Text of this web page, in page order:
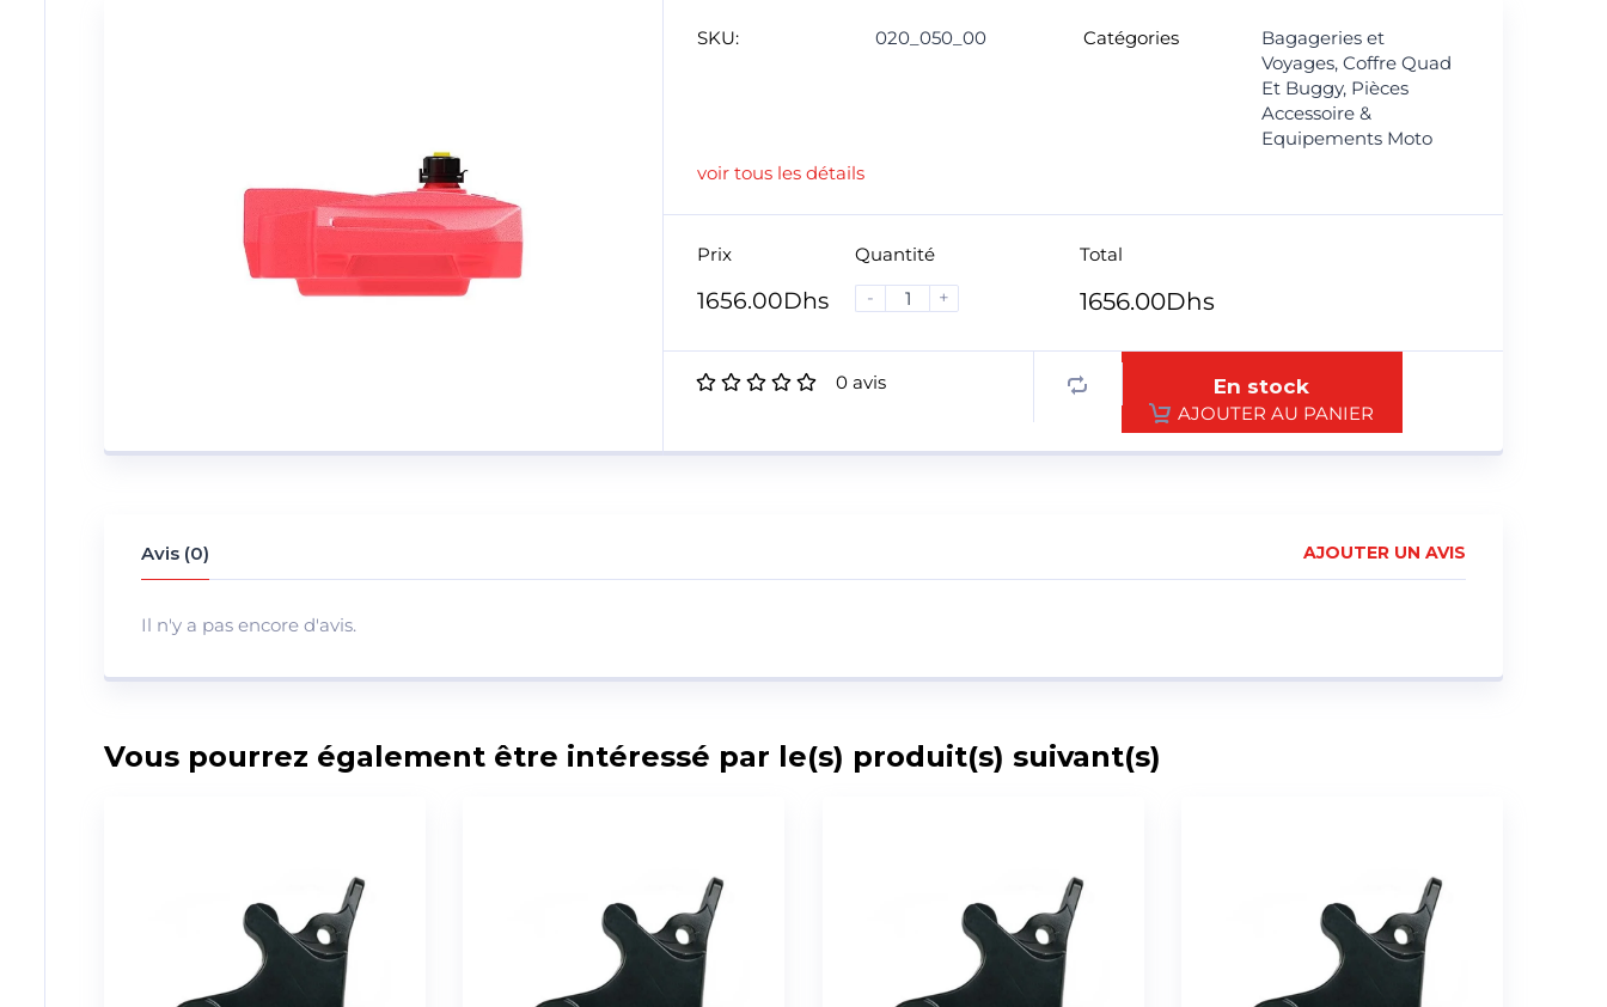
SKU: 020_050_00 Catégories
Bagageries et
Voyages, Coffre Quad
Et Buggy, Pièces
Accessoire &
Equipements Moto
voir tous les détails
Prix
1656.00Dhs
Quantité
-
+
Total
1656.00Dhs
0 avis En stock
AJOUTER AU PANIER
Avis (0) AJOUTER UN AVIS
Il n'y a pas encore d'avis.
Vous pourrez également être intéressé par le(s) produit(s) suivant(s)